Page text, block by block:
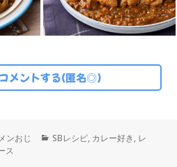
メントする(匿名◎)
ンおじ
カ
SBレシピ, カレー好き, レ
ス